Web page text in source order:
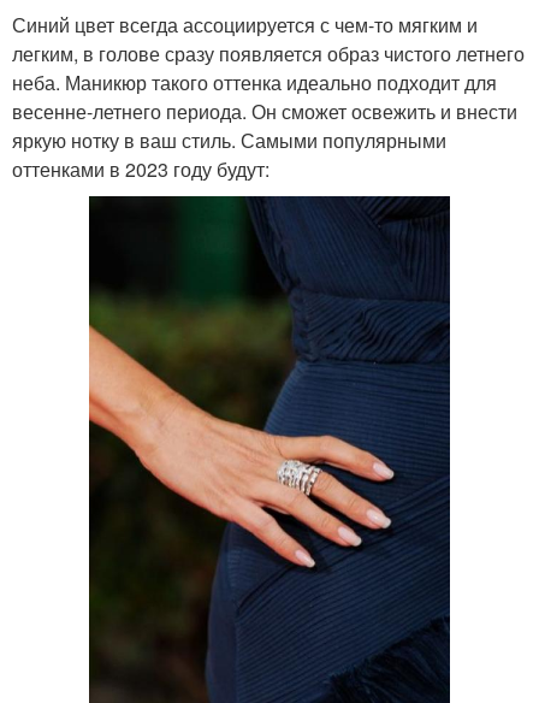
Синий цвет всегда ассоциируется с чем-то мягким и
легким, в голове сразу появляется образ чистого летнего
неба. Маникюр такого оттенка идеально подходит для
весенне-летнего периода. Он сможет освежить и внести
яркую нотку в ваш стиль. Самыми популярными
оттенками в 2023 году будут: